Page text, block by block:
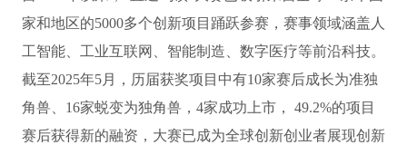
家和地区的5000多个创新项目踊跃参赛，赛事领域涵盖人
工智能、工业互联网、智能制造、数字医疗等前沿科技。
截至2025年5月，历届获奖项目中有10家赛后成长为准独
角兽、16家蜕变为独角兽，4家成功上市， 49.2%的项目
赛后获得新的融资，大赛已成为全球创新创业者展现创新